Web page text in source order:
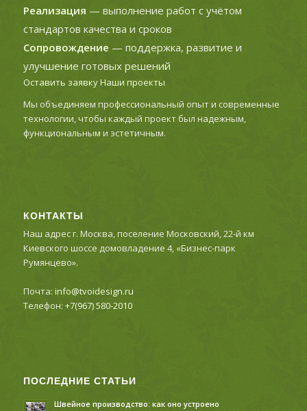
Реализация — выполнение работ с учётом
стандартов качества и сроков
Сопровождение — поддержка, развитие и
улучшение готовых решений
Оставить заявкуНаши проекты
Мы объединяем профессиональный опыт и современные
технологии, чтобы каждый проект был надежным,
функциональным и эстетичным.
КОНТАКТЫ
Наш адрес г. Москва, поселение Московский, 22-й км
Киевского шоссе домовладение 4, «Бизнес-парк
Румянцево».
Почта: info@tvoidesign.ru
Телефон: +7(967) 580-2010
ПОСЛЕДНИЕ СТАТЬИ
Швейное производство: как оно устроено